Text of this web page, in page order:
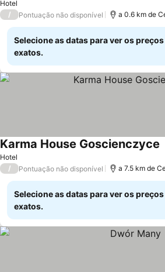
Hotel
/
Pontuação não disponível a 0.6 km de
Selecione as datas para ver os preços
exatos.
Hotel
Karma House Goscienczyce
/ Pontuação não disponível a 7.5 km de
Selecione as datas para ver os preços
exatos.